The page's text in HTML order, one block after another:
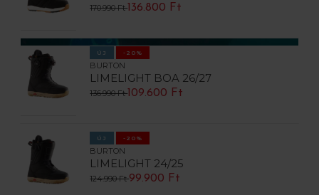
170.990 Ft 136.800 Ft
ÚJ -20%
BURTON
LIMELIGHT BOA 26/27
136.990 Ft 109.600 Ft
ÚJ -20%
BURTON
LIMELIGHT 24/25
124.990 Ft99.900 Ft